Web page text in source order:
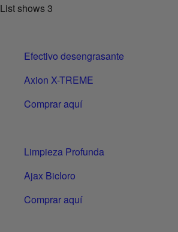
List shows3
Efectivo desengrasante
Axion X-TREME
Comprar aquí
Limpieza Profunda
Ajax Bicloro
Comprar aquí